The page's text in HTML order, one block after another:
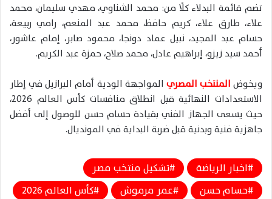
تضم قائمة البدلاء كلًا من: محمد الشناوي، مهدي سليمان، محمد
علاء، طارق علاء، كريم حافظ، محمد عبد المنعم، رامي ربيعة،
حسام عبد المجيد، نبيل عماد دونجا، محمود صابر، إمام عاشور،
أحمد سيد زيزو، إبراهيم عادل، محمد صلاح، حمزة عبد الكريم.
ويخوض المنتخب المصري المواجهة الودية أمام البرازيل في إطار
الاستعدادات النهائية قبل انطلاق منافسات كأس العالم 2026،
حيث يسعى الجهاز الفني بقيادة حسام حسن للوصول إلى أفضل
جاهزية فنية وبدنية قبل ضربة البداية في المونديال.
اخبار الرياضة
تشكيل منتخب مصر
حسام حسن
عمر مرموش
كأس العالم 2026